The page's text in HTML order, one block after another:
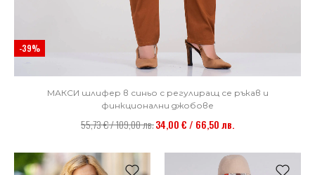
-39%
МАКСИ шлифер в синьо с регулиращ се ръкав и
финкционални джобове
55,73 € / 109,00 лв.34,00 € / 66,50 лв.